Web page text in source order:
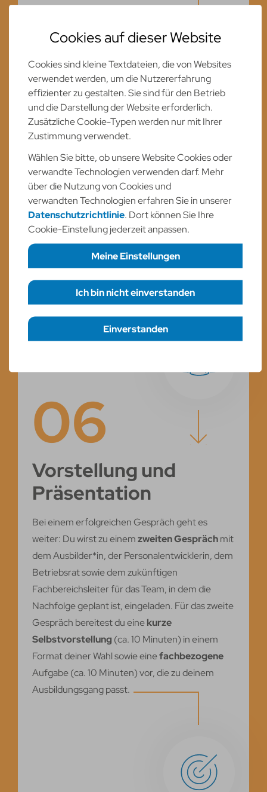
05
Persönliches
Kennenlernen
Beiguten Testergebnissenladen wir dich zu
einem erstenKennenlerngesprächmit
dem/der Ausbilder*in und unserer
Personalentwicklerin ein.
06
Vorstellung und
Präsentation
Bei einem erfolgreichen Gespräch geht es
weiter: Du wirst zu einemzweiten Gesprächmit
dem Ausbilder*in, der Personalentwicklerin, dem
Betriebsrat sowie dem zukünftigen
Fachbereichsleiter für das Team, in dem die
Nachfolge geplant ist, eingeladen. Für das zweite
Gespräch bereitest du einekurze
Selbstvorstellung (ca. 10 Minuten) in einem
Format deiner Wahl sowie einefachbezogene
Aufgabe (ca. 10 Minuten) vor, die zu deinem
Ausbildungsgang passt.
verwendet werden, um die Nutzererfahrung
effizienter zu gestalten. Sie sind für den Betrieb
und die Darstellung der Website erforderlich.
Zusätzliche Cookie-Typen werden nur mit Ihrer
Zustimmung verwendet.
Wählen Sie bitte, ob unsere Website Cookies oder
verwandte Technologien verwenden darf. Mehr
über die Nutzung von Cookies und
verwandten Technologien erfahren Sie in unserer
Datenschutzrichtlinie. Dort können Sie Ihre
Cookie-Einstellung jederzeit anpassen.
Meine Einstellungen
necessary
Funktionelle Cookies
statistic
Einstellungen speichern
Ich bin nicht einverstanden
Einverstanden